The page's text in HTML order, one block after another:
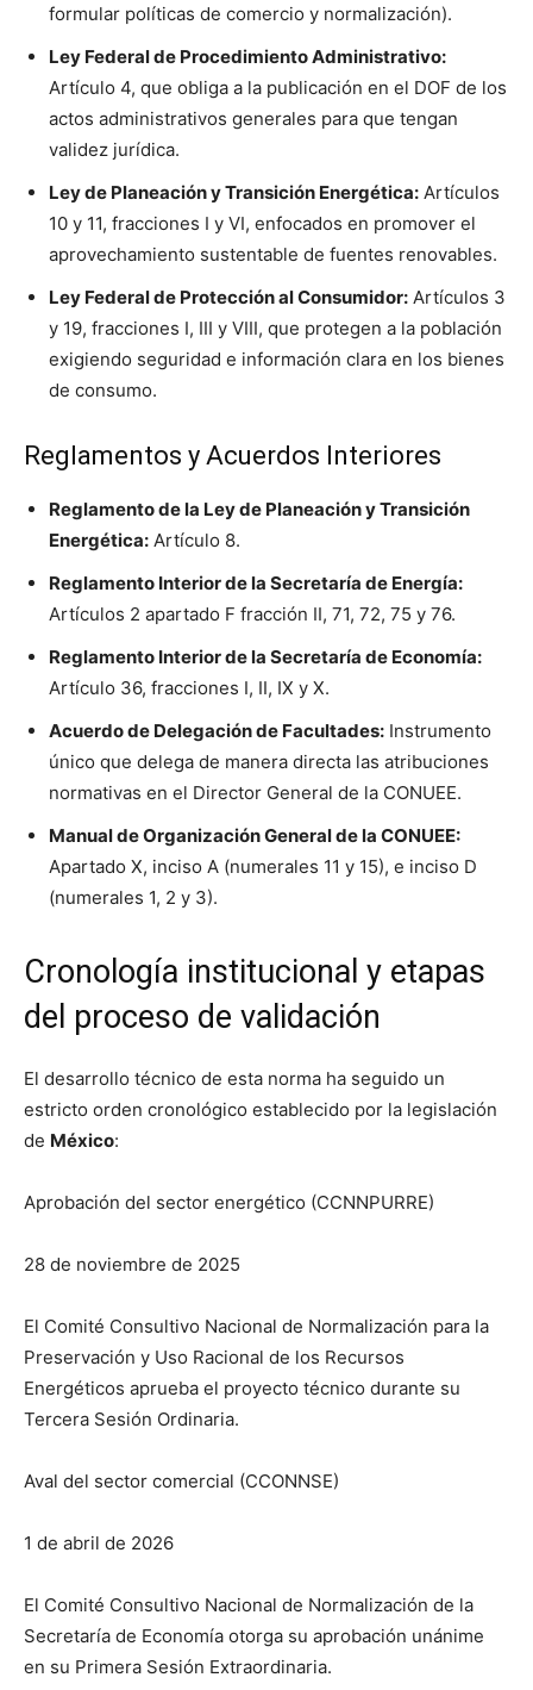
formular políticas de comercio y normalización).
Ley Federal de Procedimiento Administrativo:
Artículo 4, que obliga a la publicación en el DOF de los
actos administrativos generales para que tengan
validez jurídica.
Ley de Planeación y Transición Energética: Artículos
10 y 11, fracciones I y VI, enfocados en promover el
aprovechamiento sustentable de fuentes renovables.
Ley Federal de Protección al Consumidor: Artículos 3
y 19, fracciones I, III y VIII, que protegen a la población
exigiendo seguridad e información clara en los bienes
de consumo.
Reglamentos y Acuerdos Interiores
Reglamento de la Ley de Planeación y Transición
Energética: Artículo 8.
Reglamento Interior de la Secretaría de Energía:
Artículos 2 apartado F fracción II, 71, 72, 75 y 76.
Reglamento Interior de la Secretaría de Economía:
Artículo 36, fracciones I, II, IX y X.
Acuerdo de Delegación de Facultades: Instrumento
único que delega de manera directa las atribuciones
normativas en el Director General de la CONUEE.
Manual de Organización General de la CONUEE:
Apartado X, inciso A (numerales 11 y 15), e inciso D
(numerales 1, 2 y 3).
Cronología institucional y etapas
del proceso de validación
El desarrollo técnico de esta norma ha seguido un
estricto orden cronológico establecido por la legislación
de México:
Aprobación del sector energético (CCNNPURRE)
28 de noviembre de 2025
El Comité Consultivo Nacional de Normalización para la
Preservación y Uso Racional de los Recursos
Energéticos aprueba el proyecto técnico durante su
Tercera Sesión Ordinaria.
Aval del sector comercial (CCONNSE)
1 de abril de 2026
El Comité Consultivo Nacional de Normalización de la
Secretaría de Economía otorga su aprobación unánime
en su Primera Sesión Extraordinaria.